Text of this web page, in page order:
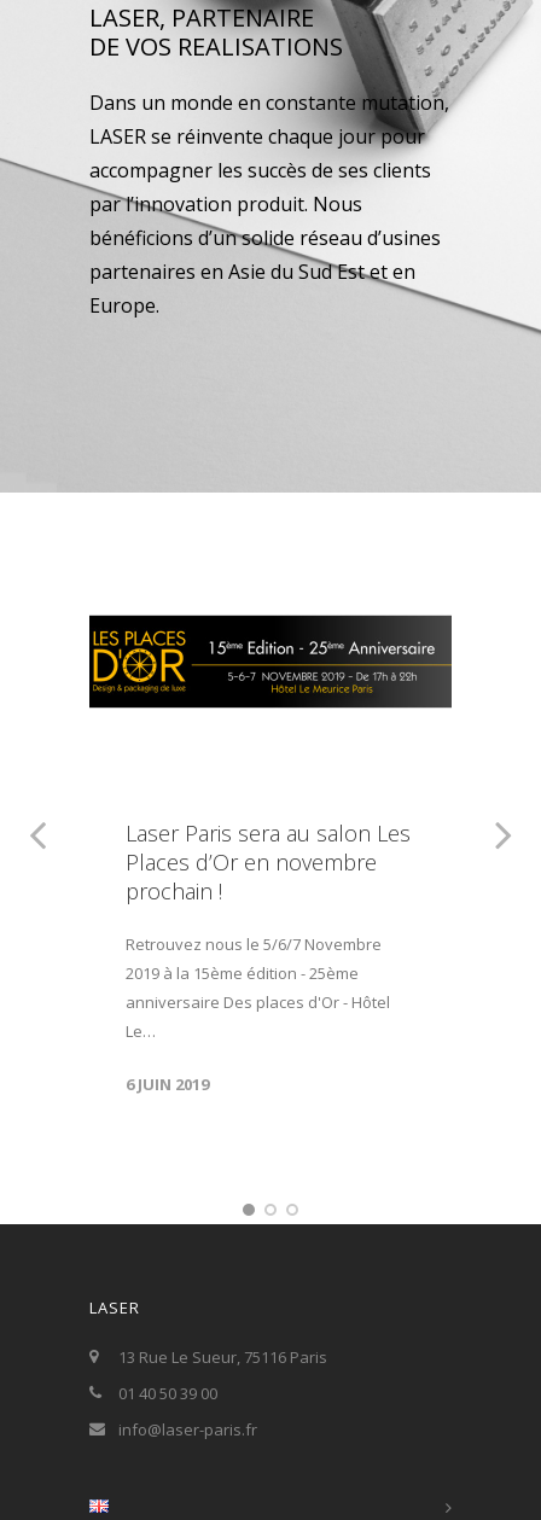
LASER, PARTENAIRE
DE VOS REALISATIONS
Dans un monde en constante mutation,
LASER se réinvente chaque jour pour
accompagner les succès de ses clients
par l’innovation produit. Nous
bénéficions d’un solide réseau d’usines
partenaires en Asie du Sud Est et en
Europe.
Laser Paris sera au salon Les
Places d’Or en novembre
prochain !
Retrouvez nous le 5/6/7 Novembre
2019 à la 15ème édition - 25ème
anniversaire Des places d'Or - Hôtel
Le…
6 JUIN 2019
LASER
13 Rue Le Sueur, 75116 Paris
01 40 50 39 00
info@laser-paris.fr